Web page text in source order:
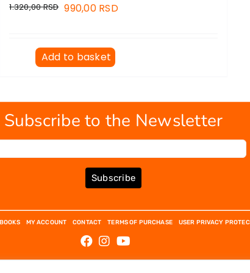
1.320,00RSD 990,00 RSD
Add to basket
Subscribe to the Newsletter
Subscribe
BOOKS MY ACCOUNT CONTACT TERMS OF PURCHASE USER PRIVACY